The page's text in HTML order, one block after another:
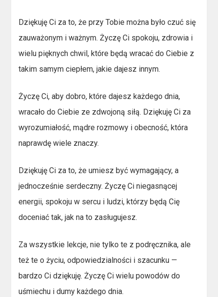
Dziękuję Ci za to, że przy Tobie można było czuć się
zauważonym i ważnym. Życzę Ci spokoju, zdrowia i
wielu pięknych chwil, które będą wracać do Ciebie z
takim samym ciepłem, jakie dajesz innym.
Życzę Ci, aby dobro, które dajesz każdego dnia,
wracało do Ciebie ze zdwojoną siłą. Dziękuję Ci za
wyrozumiałość, mądre rozmowy i obecność, która
naprawdę wiele znaczy.
Dziękuję Ci za to, że umiesz być wymagający, a
jednocześnie serdeczny. Życzę Ci niegasnącej
energii, spokoju w sercu i ludzi, którzy będą Cię
doceniać tak, jak na to zasługujesz.
Za wszystkie lekcje, nie tylko te z podręcznika, ale
też te o życiu, odpowiedzialności i szacunku —
bardzo Ci dziękuję. Życzę Ci wielu powodów do
uśmiechu i dumy każdego dnia.